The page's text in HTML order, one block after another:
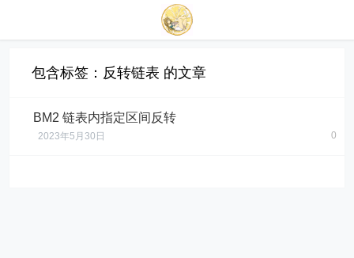
包含标签：反转链表 的文章
BM2 链表内指定区间反转
2023年5月30日 0